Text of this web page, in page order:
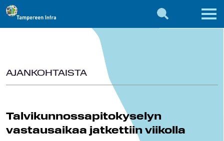
AJANKOHTAISTA
Talvikunnossapitokyselyn
vastausaikaa jatkettiin viikolla